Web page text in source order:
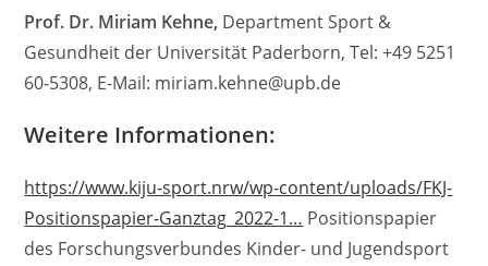
Prof. Dr. Miriam Kehne, Department Sport &
Gesundheit der Universität Paderborn, Tel: +49 5251
60-5308, E-Mail: miriam.kehne@upb.de
Weitere Informationen:
https://www.kiju-sport.nrw/wp-content/uploads/FKJ-
Positionspapier-Ganztag_2022-1… Positionspapier
des Forschungsverbundes Kinder- und Jugendsport